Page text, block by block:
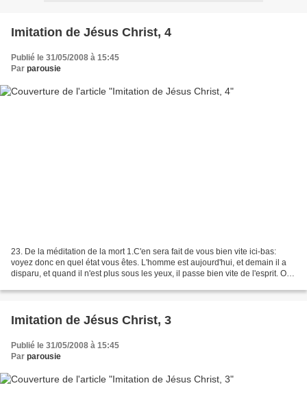
Imitation de Jésus Christ, 4
Publié le 31/05/2008 à 15:45
Par parousie
23. De la méditation de la mort 1.C'en sera fait de vous bien vite ici-bas:
voyez donc en quel état vous êtes. L'homme est aujourd'hui, et demain il a
disparu, et quand il n'est plus sous les yeux, il passe bien vite de l'esprit. O
Imitation de Jésus Christ, 3
Publié le 31/05/2008 à 15:45
Par parousie